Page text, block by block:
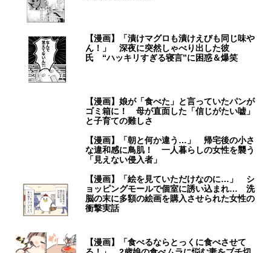
【漫画】「漬けマグロも漬けえびも同じ味や
ん！」 深夜に突然しゃべり出した彼
氏 “ハッキリすぎる寝言”に困惑＆爆笑
【漫画】娘が「食べた」と言っていたパンが
ゴミ箱に！ 母が直面した「信じがたい嘘」
と子育ての難しさ
【漫画】「朝と何か違う…」 帰宅後の小さ
な違和感に鳥肌！ 一人暮らしの女性を襲う
「見えない侵入者」
【漫画】「絵を見ていただけなのに…」 シ
ョッピングモールで個室に誘い込まれ… 洗
脳の末に多額の絵画を購入させられた女性の
衝撃実話
【漫画】「食べるならとっくに食べさせて